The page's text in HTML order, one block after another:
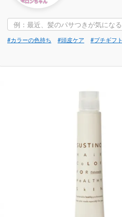
#カラーの色持ち #頭皮ケア #プチギフト